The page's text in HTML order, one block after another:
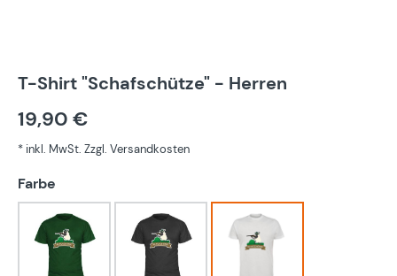
T-Shirt "Schafschütze" - Herren
19,90 €
* inkl. MwSt. Zzgl. Versandkosten
Farbe
Grün Schwarz